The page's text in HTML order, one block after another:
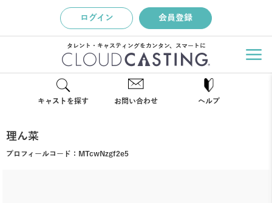
ログイン 会員登録
タレント・キャスティングをカンタン、スマートに
キャストを探す お問い合わせ ヘルプ
理ん菜
プロフィールコード： MTcwNzgf2e5